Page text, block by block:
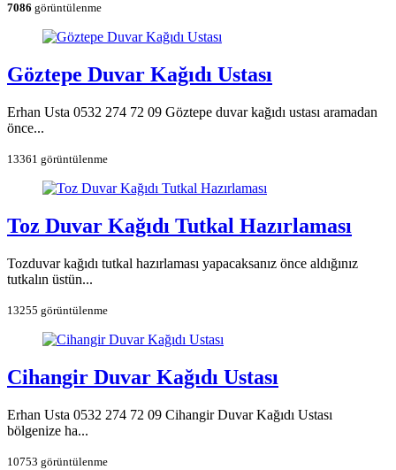
7086 görüntülenme
Göztepe Duvar Kağıdı Ustası
Erhan Usta 0532 274 72 09 Göztepe duvar kağıdı ustası aramadan
önce...
13361 görüntülenme
Toz Duvar Kağıdı Tutkal Hazırlaması
Tozduvar kağıdı tutkal hazırlaması yapacaksanız önce aldığınız
tutkalın üstün...
13255 görüntülenme
Cihangir Duvar Kağıdı Ustası
Erhan Usta 0532 274 72 09 Cihangir Duvar Kağıdı Ustası
bölgenize ha...
10753 görüntülenme